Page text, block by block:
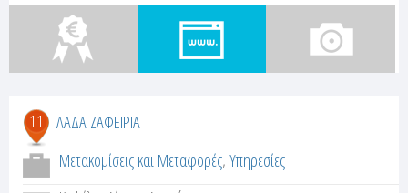
11
ΛΑΔΑ ΖΑΦΕΙΡΙΑ
Μετακομίσεις και Μεταφορές,Υπηρεσίες